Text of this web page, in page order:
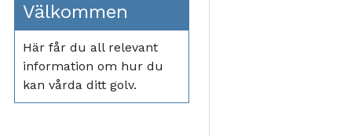
Välkommen
Här får du all relevant
information om hur du
kan vårda ditt golv.